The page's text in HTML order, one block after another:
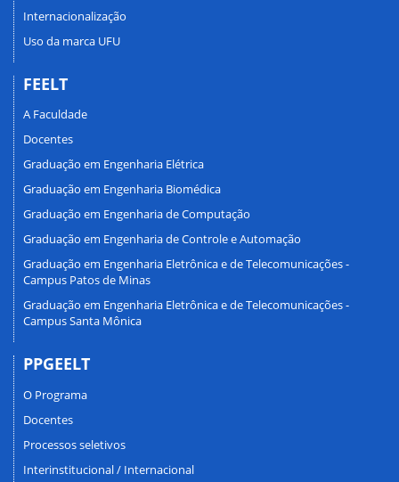
Internacionalização
Uso da marca UFU
FEELT
A Faculdade
Docentes
Graduação em Engenharia Elétrica
Graduação em Engenharia Biomédica
Graduação em Engenharia de Computação
Graduação em Engenharia de Controle e Automação
Graduação em Engenharia Eletrônica e de Telecomunicações -
Campus Patos de Minas
Graduação em Engenharia Eletrônica e de Telecomunicações -
Campus Santa Mônica
PPGEELT
O Programa
Docentes
Processos seletivos
Interinstitucional / Internacional